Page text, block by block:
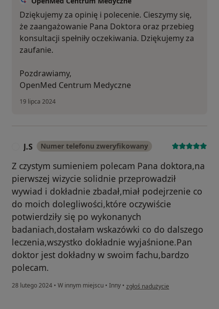
Dziękujemy za opinię i polecenie. Cieszymy się,
że zaangażowanie Pana Doktora oraz przebieg
konsultacji spełniły oczekiwania. Dziękujemy za
zaufanie.
Pozdrawiamy,
OpenMed Centrum Medyczne
19 lipca 2024
J.S Numer telefonu zweryfikowany
Z czystym sumieniem polecam Pana doktora,na
pierwszej wizycie solidnie przeprowadził
wywiad i dokładnie zbadał,miał podejrzenie co
do moich dolegliwości,które oczywiście
potwierdziły się po wykonanych
badaniach,dostałam wskazówki co do dalszego
leczenia,wszystko dokładnie wyjaśnione.Pan
doktor jest dokładny w swoim fachu,bardzo
polecam.
28 lutego 2024 • W innym miejscu • Inny • w opinii użytkownika J.S
zgłoś nadużycie